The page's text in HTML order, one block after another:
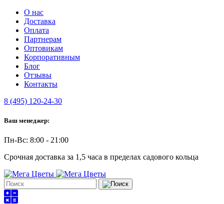
О нас
Доставка
Оплата
Партнерам
Оптовикам
Корпоративным
Блог
Отзывы
Контакты
8 (495) 120-24-30
Ваш менеджер:
Пн-Вс: 8:00 - 21:00
Срочная доставка за 1,5 часа в пределах садового кольца